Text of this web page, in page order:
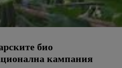
био
кампания